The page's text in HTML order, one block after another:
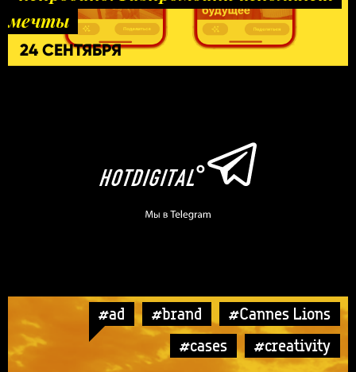
мечты
24 СЕНТЯБРЯ
#ad #brand
#Cannes Lions
#cases
#creativity